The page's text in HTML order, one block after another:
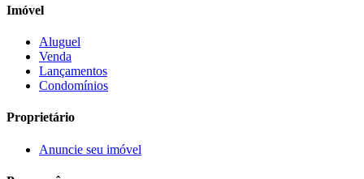
Imóvel
Aluguel
Venda
Lançamentos
Condomínios
Proprietário
Anuncie seu imóvel